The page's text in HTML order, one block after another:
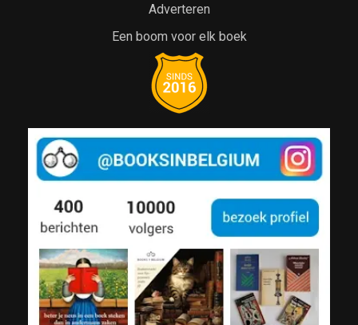
Adverteren
Een boom voor elk boek